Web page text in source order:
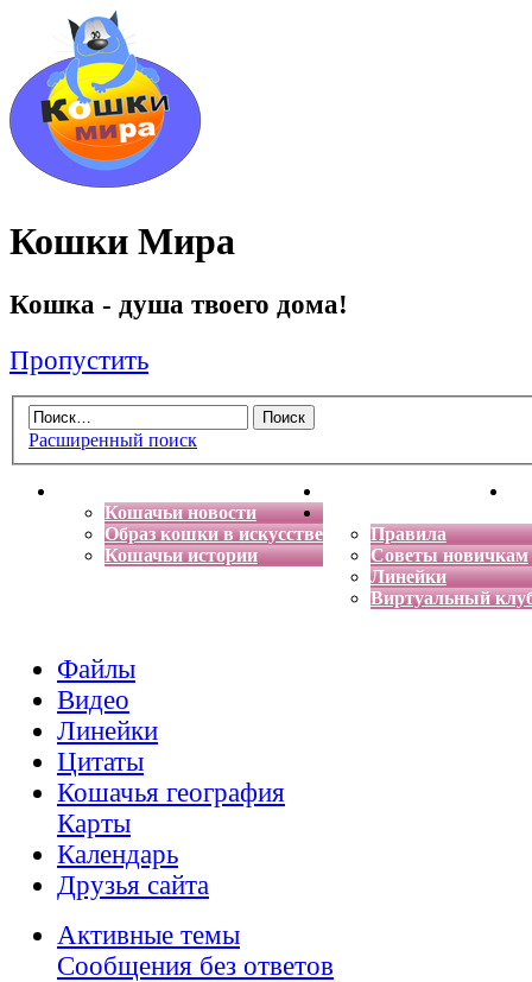
Кошки Мира
Кошка - душа твоего дома!
Пропустить
Расширенный поиск
Кошачьи новости
Образ кошки в искусстве
Кошачьи истории
Энциклопедия кошек
Правила
Советы новичкам
Линейки
Виртуальный
Файлы
Видео
Линейки
Цитаты
Кошачья география
Карты
Календарь
Друзья сайта
Активные темы
Сообщения без ответов